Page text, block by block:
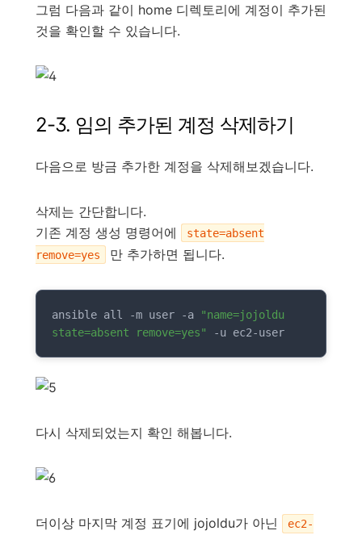
그럼 다음과 같이 home 디렉토리에 계정이 추가된
것을 확인할 수 있습니다.
2-3. 임의 추가된 계정 삭제하기
다음으로 방금 추가한 계정을 삭제해보겠습니다.
삭제는 간단합니다.
기존 계정 생성 명령어에
state=absent
remove=yes
만 추가하면 됩니다.
ansible all -m user -a
"name=jojoldu
state=absent remove=yes"
-u ec2-user
다시 삭제되었는지 확인 해봅니다.
더이상 마지막 계정 표기에 jojoldu가 아닌
ec2-